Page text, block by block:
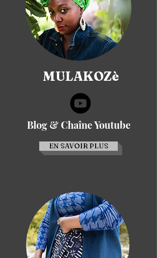
MULAKOZè
Blog & Chaîne Youtube
EN SAVOIR PLUS